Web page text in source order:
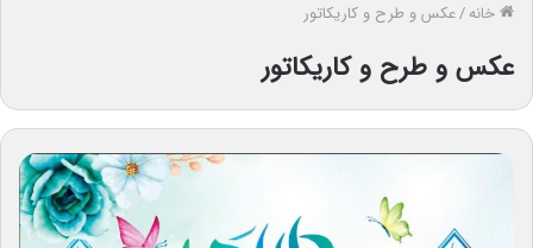
خانه/عکس و طرح و کاریکاتور
عکس و طرح و کاریکاتور